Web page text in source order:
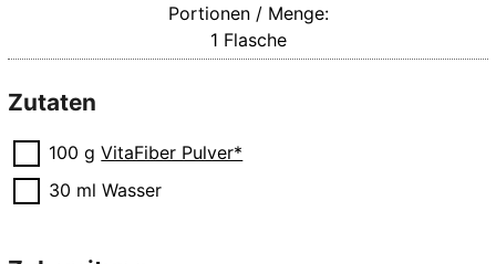
Portionen / Menge:
1 Flasche
Zutaten
▢
100 g VitaFiber Pulver*
▢
30 ml Wasser